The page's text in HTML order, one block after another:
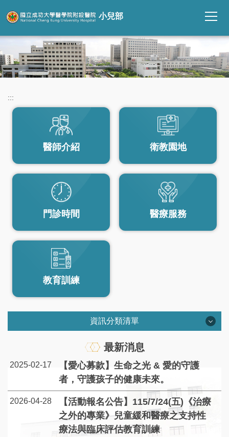
到
要
容
區
小兒部
:::
醫師介紹 衛教園地
門診時間 醫療服務
教育訓練
資訊分類清單
醫師介紹
衛教園地
教育訓練
最新消息
2025-02-17
【愛心募款】生命之光 & 愛的守護
者，守護孩子的健康未來。
2026-04-28
【活動報名公告】115/7/24(五)《治療
之外的專業》兒童緩和醫療之支持性
療法與臨床評估教育訓練